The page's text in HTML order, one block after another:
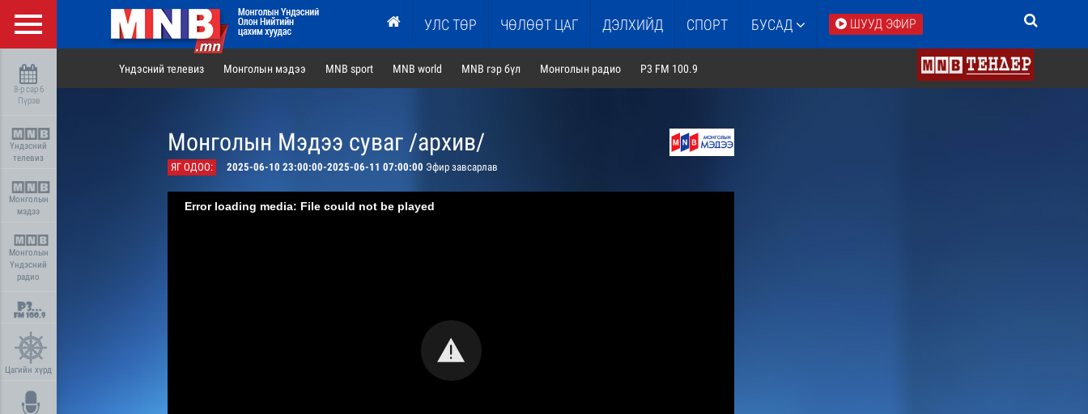
УЛС ТӨР ЧӨЛӨӨТ ЦАГ ДЭЛХИЙД СПОРТ БУСАД ШУУД ЭФИР
8-р сар 6
Пүрэв
Үндэсний
телевиз
Монголын
мэдээ
Монголын
Үндэсний
радио
Цагийн хүрд
Үндэсний телевиз Монголын мэдээ MNB sport MNB world MNB гэр бүл Монголын радио P3 FM 100.9
Монголын Мэдээ суваг /архив/
ЯГ ОДОО: 2025-06-10 23:00:00-2025-06-11 07:00:00 Эфир завсарлав
Error loading media: File could not be played